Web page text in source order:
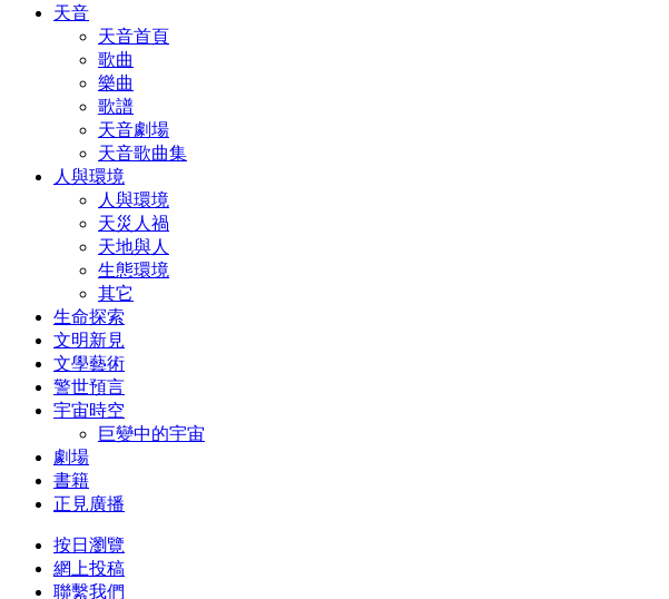
天音
天音首頁
歌曲
樂曲
歌譜
天音劇場
天音歌曲集
人與環境
人與環境
天災人禍
天地與人
生態環境
其它
生命探索
文明新見
文學藝術
警世預言
宇宙時空
巨變中的宇宙
劇場
書籍
正見廣播
按日瀏覽
網上投稿
聯繫我們